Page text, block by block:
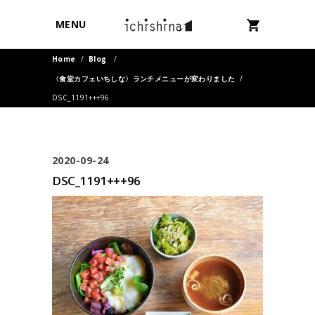
MENU
Home / Blog
/
〈食堂カフェいちしな〉ランチメニューが変わりました /
DSC_1191+++96
2020-09-24
DSC_1191+++96